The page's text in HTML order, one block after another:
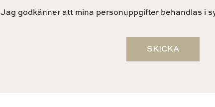
Jag godkänner att mina personuppgifter behandlas i
SKICKA